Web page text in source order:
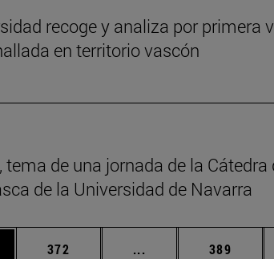
recoge y analiza por primera
en territorio vascón
tema de una jornada de la Cátedra
de la Universidad de Navarra
desplazarse.
Página
372 ... Páginas Página
389